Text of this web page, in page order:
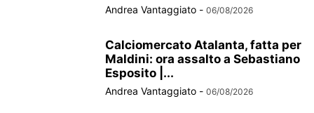
Andrea Vantaggiato - 06/08/2026
Calciomercato Atalanta, fatta per
Maldini: ora assalto a Sebastiano
Esposito |...
Andrea Vantaggiato - 06/08/2026